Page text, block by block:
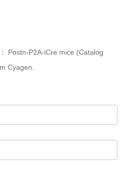
Postn-P2A-iCre mice (Catalog
Cyagen.